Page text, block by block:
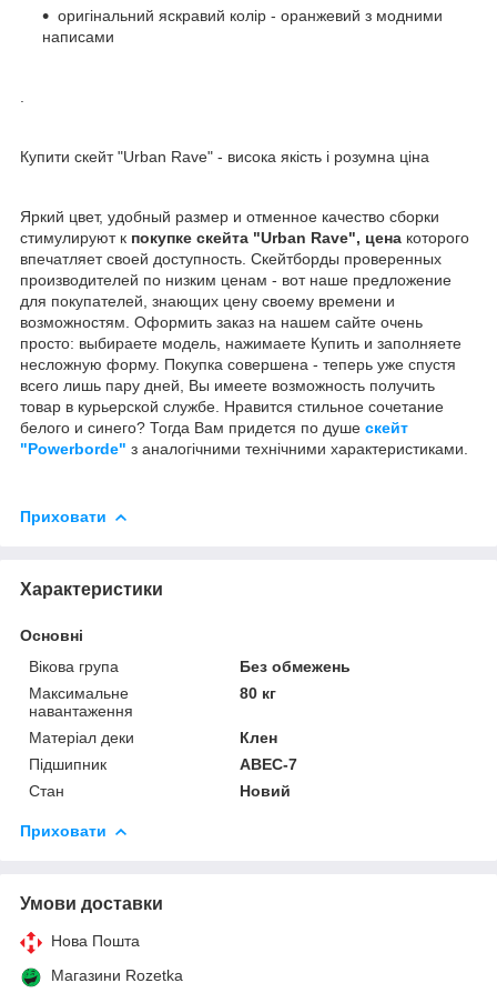
оригінальний яскравий колір - оранжевий з модними
написами
Купити скейт "Urban Rave" - висока якість і розумна ціна
Яркий цвет, удобный размер и отменное качество сборки
стимулируют к покупке скейта "Urban Rave", цена которого
впечатляет своей доступность. Скейтборды проверенных
производителей по низким ценам - вот наше предложение
для покупателей, знающих цену своему времени и
возможностям. Оформить заказ на нашем сайте очень
просто: выбираете модель, нажимаете Купить и заполняете
несложную форму. Покупка совершена - теперь уже спустя
всего лишь пару дней, Вы имеете возможность получить
товар в курьерской службе. Нравится стильное сочетание
белого и синего? Тогда Вам придется по душе скейт
"Powerborde" з аналогічними технічними характеристиками.
Приховати
Характеристики
Основні
Вікова група
Без обмежень
Максимальне
навантаження
80 кг
Матеріал деки
Клен
Підшипник
ABEC-7
Стан
Новий
Приховати
Умови доставки
Нова Пошта
Магазини Rozetka